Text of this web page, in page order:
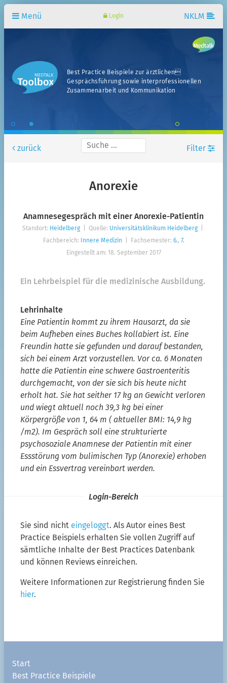
Login
Best Practice Beispiele zur ärztlichen
Gesprächsführung sowie interprofessionellen
Zusammenarbeit und Kommunikation
Menü NKLM
Filter
Fachsemester
Interprofessionelle BPB
Zurücksetzen
Verwendung mehrerer Filterkategorien schränken Sie Ihre
Suche ein.
Angemeldete NutzerInnen haben zusätzliche
Filterungsmöglichkeiten u.a. zu Lehr- und Prüfbeispielen,
Lehrmethoden und Gruppengröße.
zurück
Anorexie
Anamnesegespräch mit einer Anorexie-Patientin
Standort: Heidelberg | Quelle: Universitätsklinikum Heidelberg
Fachbereich:
Innere Medizin | Fachsemester: 6., 7.
Eingestellt am: 18. September 2017
Ein Lehrbeispiel für die medizinische Ausbildung.
Lehrinhalte
Eine Patientin kommt zu ihrem Hausarzt, da sie
beim Aufheben eines Buches kollabiert ist. Eine
Freundin hatte sie gefunden und darauf bestanden,
sich bei einem Arzt vorzustellen. Vor ca. 6 Monaten
hatte die Patientin eine schwere Gastroenteritis
durchgemacht, von der sie sich bis heute nicht
erholt hat. Sie hat seither 17 kg an Gewicht verloren
und wiegt aktuell noch 39,3 kg bei einer
Körpergröße von 1, 64 m ( aktueller BMI: 14,9 kg
/m2). Im Gespräch soll eine strukturierte
psychosoziale Anamnese der Patientin mit einer
Essstörung vom bulimischen Typ (Anorexie) erhoben
und ein Essvertrag vereinbart werden.
Login-Bereich
Sie sind nicht eingeloggt. Als Autor eines Best
Practice Beispiels erhalten Sie vollen Zugriff auf
sämtliche Inhalte der Best Practices Datenbank
und können Reviews einreichen.
Weitere Informationen zur Registrierung finden Sie
hier.
Start
Best Practice Beispiele